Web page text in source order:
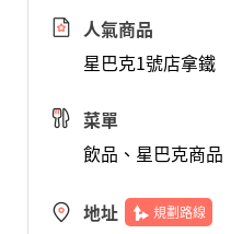
人氣商品
星巴克1號店拿鐵
菜單
飲品、星巴克商品
地址 規劃路線